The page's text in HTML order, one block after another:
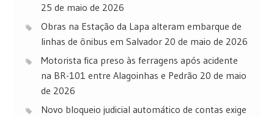
25 de maio de 2026
Obras na Estação da Lapa alteram embarque de
linhas de ônibus em Salvador 20 de maio de 2026
Motorista fica preso às ferragens após acidente
na BR-101 entre Alagoinhas e Pedrão 20 de maio
de 2026
Novo bloqueio judicial automático de contas exige